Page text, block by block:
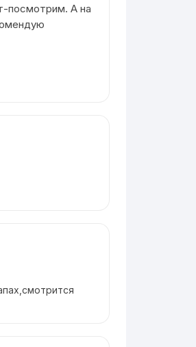
посмотрим. А на